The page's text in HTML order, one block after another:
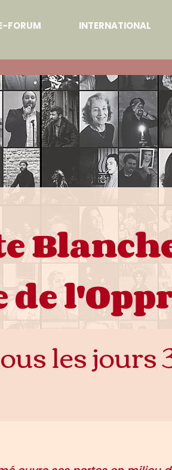
FORUM INTERNATIONAL
de
les jours